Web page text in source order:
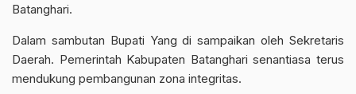
Batanghari.
Dalam sambutan Bupati Yang di sampaikan oleh Sekretaris
Daerah. Pemerintah Kabupaten Batanghari senantiasa terus
mendukung pembangunan zona integritas.